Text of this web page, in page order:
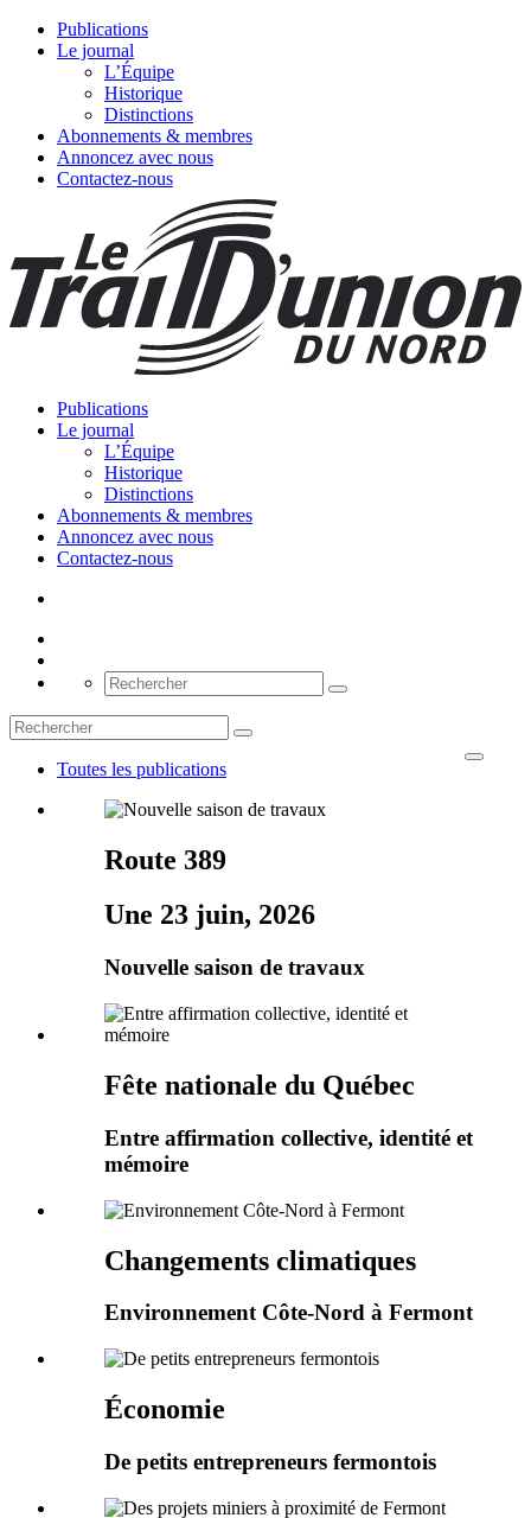
Publications
Le journal
L’Équipe
Historique
Distinctions
Abonnements & membres
Annoncez avec nous
Contactez-nous
Publications
Le journal
L’Équipe
Historique
Distinctions
Abonnements & membres
Annoncez avec nous
Contactez-nous
Toutes les publications
Route 389
Une 23 juin, 2026
Nouvelle saison de travaux
Fête nationale du Québec
Entre affirmation collective, identité et
mémoire
Changements climatiques
Environnement Côte-Nord à Fermont
Économie
De petits entrepreneurs fermontois